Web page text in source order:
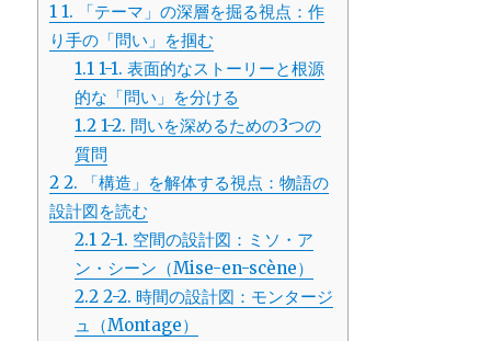
1 1. 「テーマ」の深層を掘る視点：作
り手の「問い」を掴む
1.1 1-1. 表面的なストーリーと根源
的な「問い」を分ける
1.2 1-2. 問いを深めるための3つの
質問
2 2. 「構造」を解体する視点：物語の
設計図を読む
2.1 2-1. 空間の設計図：ミソ・ア
ン・シーン（Mise-en-scène）
2.2 2-2. 時間の設計図：モンタージ
ュ（Montage）